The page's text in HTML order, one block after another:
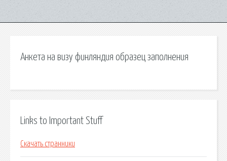
Анкета на визу финляндия образец заполнения
Links to Important Stuff
Скачать странники